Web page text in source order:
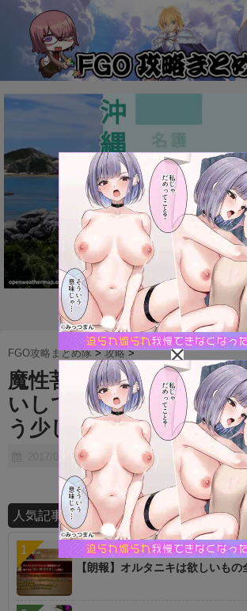
FGO攻略まとめ隊 >攻略 >
魔性菩薩を宝具攻撃力ア
いしてる人多すぎｗ
う少しTIPSを充実させ
2017/06/26
人気記事ランキング
【朗報】オルタニキは欲しいも